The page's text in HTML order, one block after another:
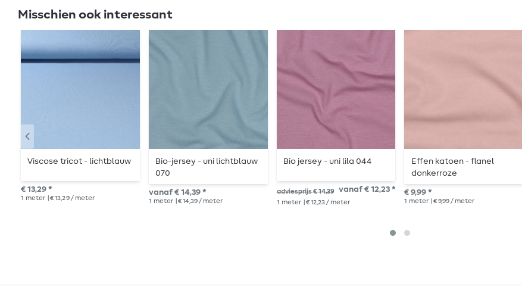
Misschien ook interessant
Viscose tricot - lichtblauw
€ 13,29 *
1 meter | € 13,29 / meter
Bio-jersey - uni lichtblauw
070
vanaf € 14,39 *
1 meter | € 14,39 / meter
Bio jersey - uni lila 044
adviesprijs € 14,39 vanaf € 12,23 *
1 meter | € 12,23 / meter
Effen katoen - flanel
donkerroze
€ 9,99 *
1 meter | € 9,99 / meter